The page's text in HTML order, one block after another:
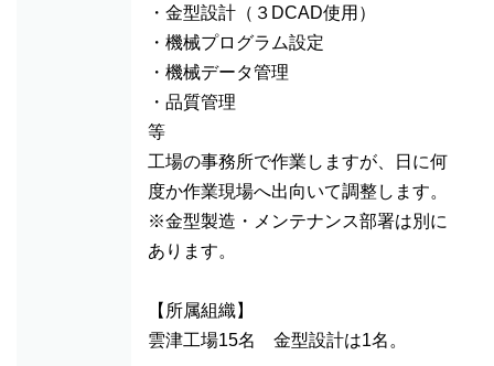
・金型設計（３DCAD使用）
・機械プログラム設定
・機械データ管理
・品質管理
等
工場の事務所で作業しますが、日に何
度か作業現場へ出向いて調整します。
※金型製造・メンテナンス部署は別に
あります。
【所属組織】
雲津工場15名 金型設計は1名。